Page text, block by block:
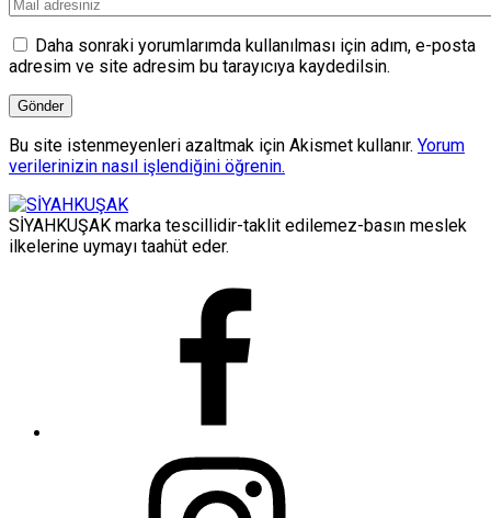
Daha sonraki yorumlarımda kullanılması için adım, e-posta
adresim ve site adresim bu tarayıcıya kaydedilsin.
Bu site istenmeyenleri azaltmak için Akismet kullanır. Yorum
verilerinizin nasıl işlendiğini öğrenin.
SİYAHKUŞAK marka tescillidir-taklit edilemez-basın meslek
ilkelerine uymayı taahüt eder.